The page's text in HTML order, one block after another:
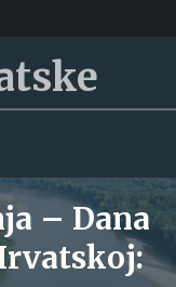
– Dana